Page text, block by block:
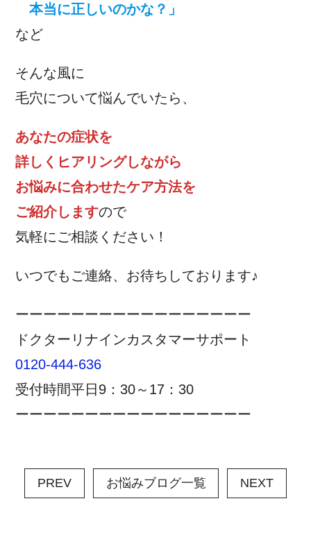
本当に正しいのかな？」
など
そんな風に
毛穴について悩んでいたら、
あなたの症状を
詳しくヒアリングしながら
お悩みに合わせたケア方法を
ご紹介しますので
気軽にご相談ください！
いつでもご連絡、お待ちしております♪
ーーーーーーーーーーーーーーーーー
ドクターリナインカスタマーサポート
0120-444-636
受付時間平日9：30～17：30
ーーーーーーーーーーーーーーーーー
PREV お悩みブログ一覧 NEXT